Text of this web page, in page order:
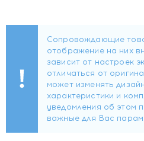
хватает одного движения руки.
Голубая линия и
защиты от протеканий и более
Яркая индивидуальная
система открывания "поверни-